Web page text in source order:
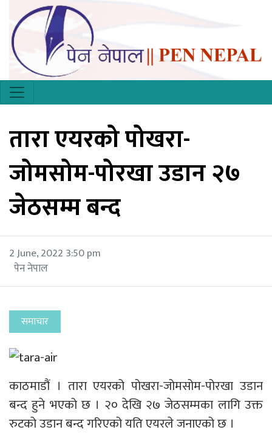
तारा एयरको पोखरा-
जोमसोम-पोरखा उडान २७
जेठसम्म बन्द
2 June, 2022 3:50 pm
पेन नेपाल
समाचार
काठमाडौं । तारा एयरको पोखरा-जोमसोम-पोरखा उडान
बन्द हुने भएको छ । २० देखि २७ जेठसम्मका लागि उक्त
रुटको उडान बन्द गरिएको यति एयरले जनाएको छ ।